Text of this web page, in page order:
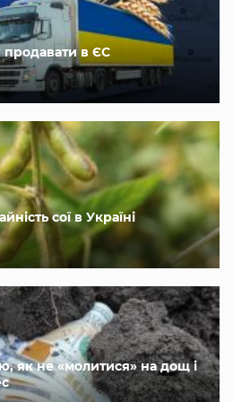
в ЄС
сої в Україні
як не «молитися» на дощ і